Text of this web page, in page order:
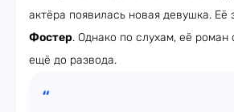
актёра появилась новая девушка. Её
Фостер. Однако по слухам, её роман
ещё до развода.